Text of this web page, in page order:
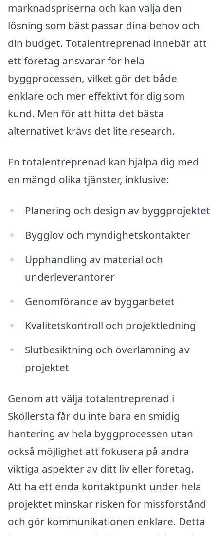
marknadspriserna och kan välja den
lösning som bäst passar dina behov och
din budget. Totalentreprenad innebär att
ett företag ansvarar för hela
byggprocessen, vilket gör det både
enklare och mer effektivt för dig som
kund. Men för att hitta det bästa
alternativet krävs det lite research.
En totalentreprenad kan hjälpa dig med
en mängd olika tjänster, inklusive:
Planering och design av byggprojektet
Bygglov och myndighetskontakter
Upphandling av material och
underleverantörer
Genomförande av byggarbetet
Kvalitetskontroll och projektledning
Slutbesiktning och överlämning av
projektet
Genom att välja totalentreprenad i
Sköllersta får du inte bara en smidig
hantering av hela byggprocessen utan
också möjlighet att fokusera på andra
viktiga aspekter av ditt liv eller företag.
Att ha ett enda kontaktpunkt under hela
projektet minskar risken för missförstånd
och gör kommunikationen enklare. Detta